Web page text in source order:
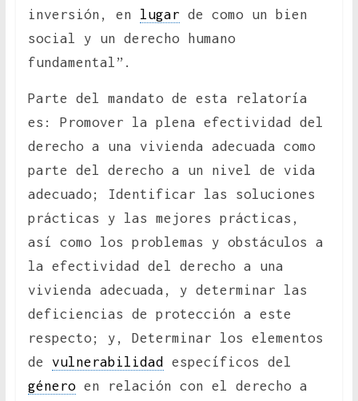
inversión, en lugar de como un bien
social y un derecho humano
fundamental”.
Parte del mandato de esta relatoría
es: Promover la plena efectividad del
derecho a una vivienda adecuada como
parte del derecho a un nivel de vida
adecuado; Identificar las soluciones
prácticas y las mejores prácticas,
así como los problemas y obstáculos a
la efectividad del derecho a una
vivienda adecuada, y determinar las
deficiencias de protección a este
respecto; y, Determinar los elementos
de vulnerabilidad
específicos del
géneroen relación con el derecho a